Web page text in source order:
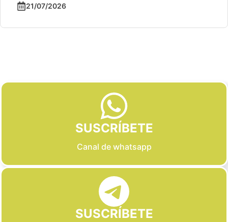
21/07/2026
SUSCRÍBETE
Canal de whatsapp
SUSCRÍBETE